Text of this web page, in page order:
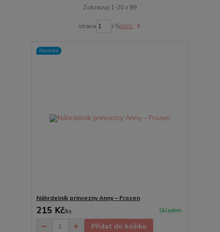
Zobrazuji 1-20 z 89
strana z 5další
Novinka
Náhrdelník princezny Anny – Frozen
215 Kč/ks Skladem
Přidat do košíku